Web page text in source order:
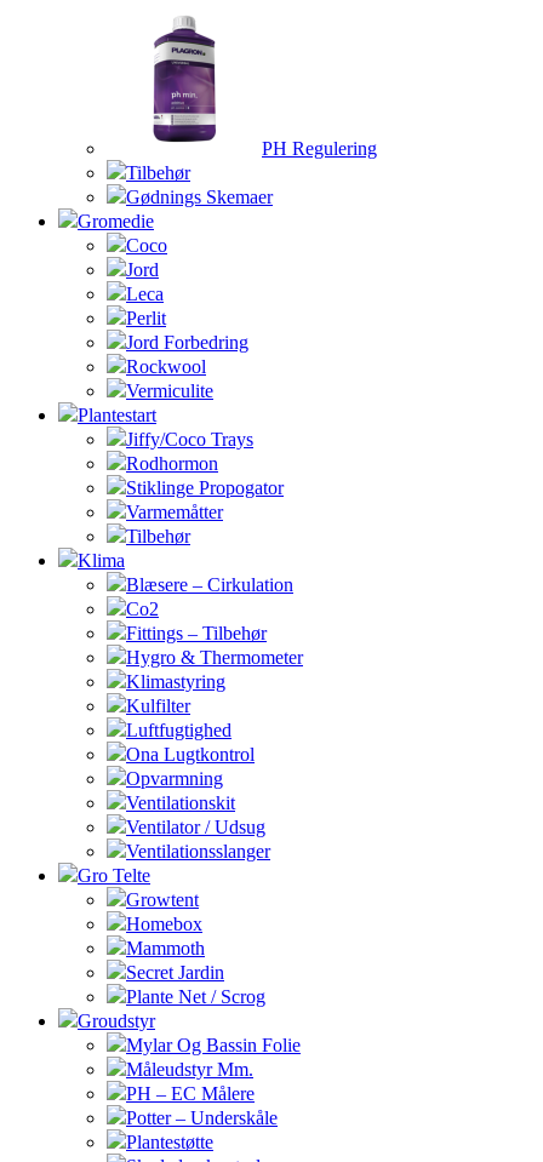
PH Regulering
Tilbehør
Gødnings Skemaer
Gromedie
Coco
Jord
Leca
Perlit
Jord Forbedring
Rockwool
Vermiculite
Plantestart
Jiffy/Coco Trays
Rodhormon
Stiklinge Propogator
Varmemåtter
Tilbehør
Klima
Blæsere – Cirkulation
Co2
Fittings – Tilbehør
Hygro & Thermometer
Klimastyring
Kulfilter
Luftfugtighed
Ona Lugtkontrol
Opvarmning
Ventilationskit
Ventilator / Udsug
Ventilationsslanger
Gro Telte
Growtent
Homebox
Mammoth
Secret Jardin
Plante Net / Scrog
Groudstyr
Mylar Og Bassin Folie
Måleudstyr Mm.
PH – EC Målere
Potter – Underskåle
Plantestøtte